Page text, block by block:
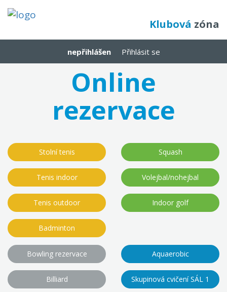
Klubová zóna
nepřihlášen Přihlásit se
Online
rezervace
Stolní tenis
Tenis indoor
Tenis outdoor
Badminton
Squash
Volejbal/nohejbal
Indoor golf
Bowling rezervace
Billiard
Aquaerobic
Skupinová cvičení SÁL 1